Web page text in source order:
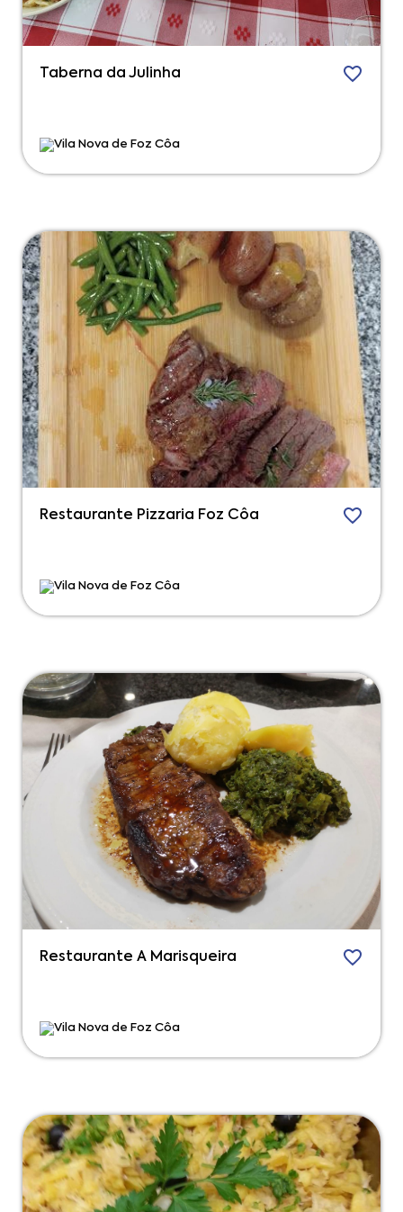
Taberna da Julinha
Vila Nova de Foz Côa
Restaurante Pizzaria Foz Côa
Vila Nova de Foz Côa
Restaurante A Marisqueira
Vila Nova de Foz Côa